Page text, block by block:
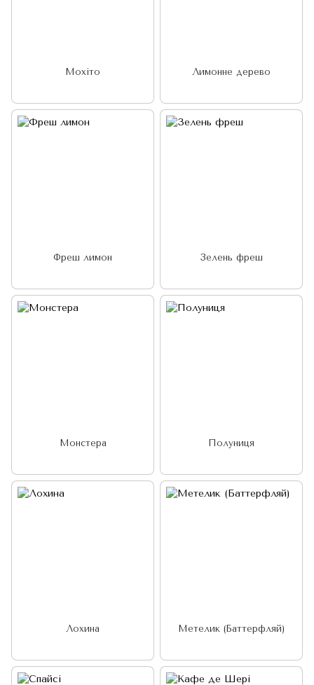
Мохіто Лимонне дерево
Фреш лимон Зелень фреш
Монстера Полуниця
Лохина Метелик (Баттерфляй)